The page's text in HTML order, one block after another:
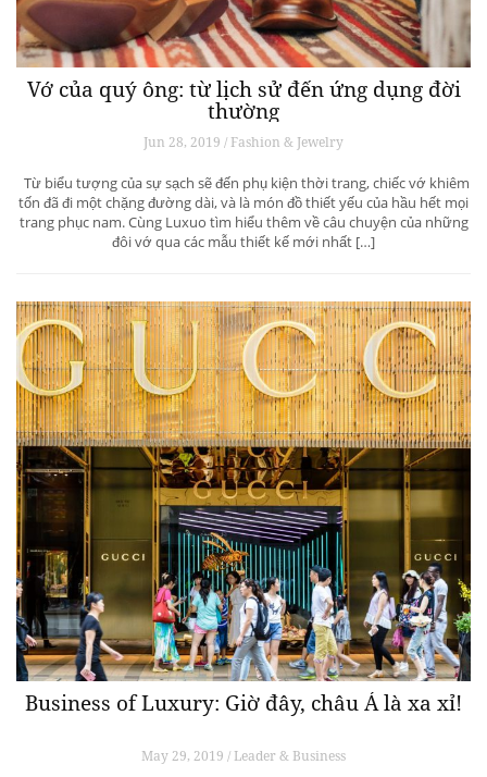
Vớ của quý ông: từ lịch sử đến ứng dụng đời
thường
Jun 28, 2019 / Fashion & Jewelry
Từ biểu tượng của sự sạch sẽ đến phụ kiện thời trang, chiếc vớ khiêm
tốn đã đi một chặng đường dài, và là món đồ thiết yếu của hầu hết mọi
trang phục nam. Cùng Luxuo tìm hiểu thêm về câu chuyện của những
đôi vớ qua các mẫu thiết kế mới nhất […]
Business of Luxury: Giờ đây, châu Á là xa xỉ!
May 29, 2019 / Leader & Business